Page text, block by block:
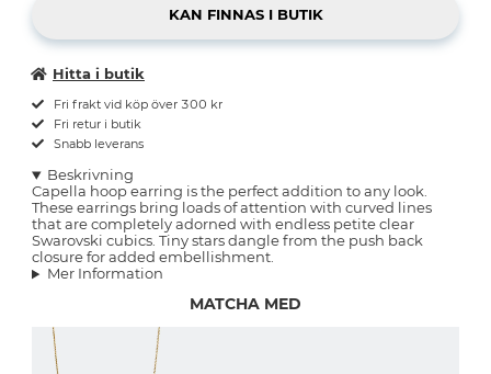
Hitta i butik
Fri frakt vid köp över 300 kr
Fri retur i butik
Snabb leverans
Beskrivning
Capella hoop earring is the perfect addition to any look.
These earrings bring loads of attention with curved lines
that are completely adorned with endless petite clear
Swarovski cubics. Tiny stars dangle from the push back
closure for added embellishment.
Mer Information
MATCHA MED